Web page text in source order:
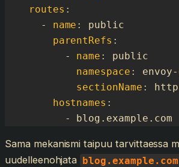
routes :
- name :
public
parentRefs :
- name :
public
namespace :
sectionName :
hostnames :
- blog.example.com
Sama mekanismi taipuu tarvittaessa
uudelleenohjata blog.example.com